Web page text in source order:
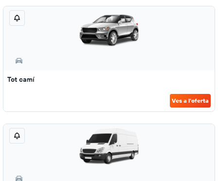
Tot camí
Ves a l'oferta